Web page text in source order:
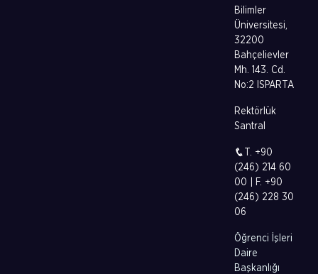
Bilimler
Üniversitesi,
32200
Bahçelievler
Mh. 143. Cd.
No:2 ISPARTA
Rektörlük
Santral
T. +90
(246) 214 60
00 | F. +90
(246) 228 30
06
Öğrenci İşleri
Daire
Başkanlığı